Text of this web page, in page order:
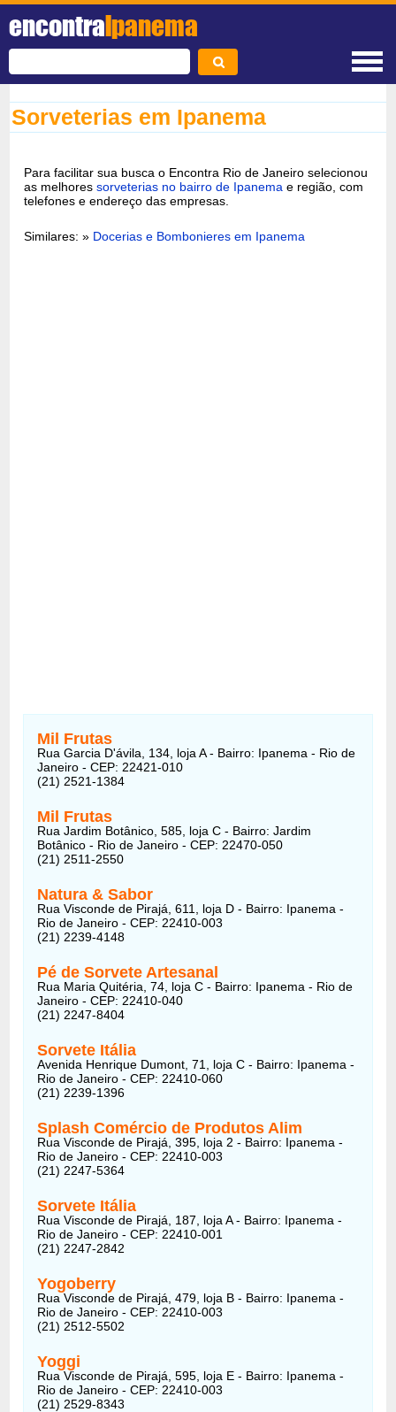
encontraIpanema
Sorveterias em Ipanema
Para facilitar sua busca o Encontra Rio de Janeiro selecionou
as melhoressorveterias no bairro de Ipanema e região, com
telefones e endereço das empresas.
Similares: » Docerias e Bombonieres em Ipanema
Mil Frutas
Rua Garcia D'ávila, 134, loja A - Bairro: Ipanema - Rio de
Janeiro - CEP: 22421-010
(21) 2521-1384
Mil Frutas
Rua Jardim Botânico, 585, loja C - Bairro: Jardim
Botânico - Rio de Janeiro - CEP: 22470-050
(21) 2511-2550
Natura & Sabor
Rua Visconde de Pirajá, 611, loja D - Bairro: Ipanema -
Rio de Janeiro - CEP: 22410-003
(21) 2239-4148
Pé de Sorvete Artesanal
Rua Maria Quitéria, 74, loja C - Bairro: Ipanema - Rio de
Janeiro - CEP: 22410-040
(21) 2247-8404
Sorvete Itália
Avenida Henrique Dumont, 71, loja C - Bairro: Ipanema -
Rio de Janeiro - CEP: 22410-060
(21) 2239-1396
Splash Comércio de Produtos Alim
Rua Visconde de Pirajá, 395, loja 2 - Bairro: Ipanema -
Rio de Janeiro - CEP: 22410-003
(21) 2247-5364
Sorvete Itália
Rua Visconde de Pirajá, 187, loja A - Bairro: Ipanema -
Rio de Janeiro - CEP: 22410-001
(21) 2247-2842
Yogoberry
Rua Visconde de Pirajá, 479, loja B - Bairro: Ipanema -
Rio de Janeiro - CEP: 22410-003
(21) 2512-5502
Yoggi
Rua Visconde de Pirajá, 595, loja E - Bairro: Ipanema -
Rio de Janeiro - CEP: 22410-003
(21) 2529-8343